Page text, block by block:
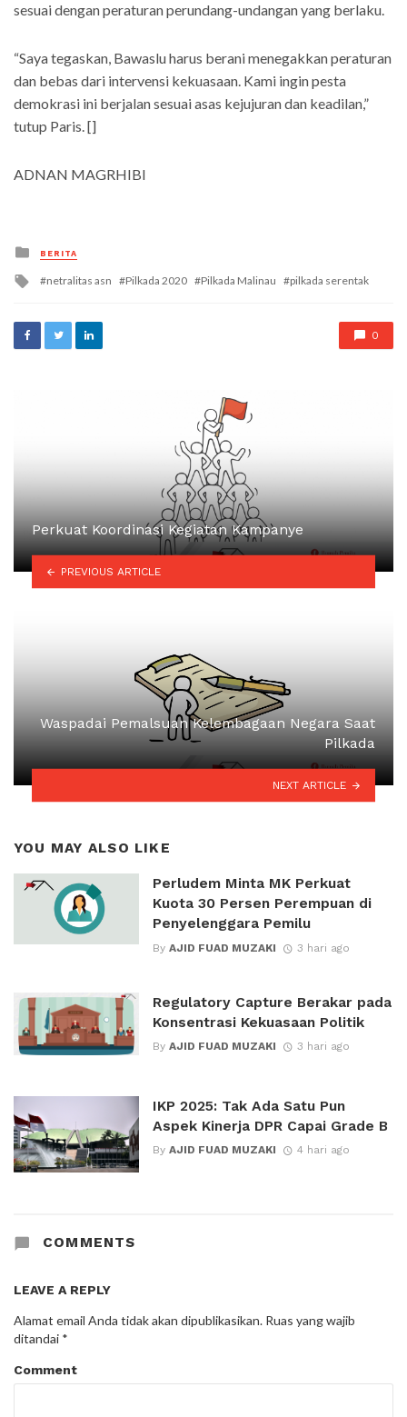
sesuai dengan peraturan perundang-undangan yang berlaku.
“Saya tegaskan, Bawaslu harus berani menegakkan peraturan
dan bebas dari intervensi kekuasaan. Kami ingin pesta
demokrasi ini berjalan sesuai asas kejujuran dan keadilan,”
tutup Paris. []
ADNAN MAGRHIBI
Posted
in
BERITA
Tagged
netralitas asn Pilkada 2020 Pilkada Malinau pilkada serentak
0
Perkuat Koordinasi Kegiatan Kampanye
PREVIOUS ARTICLE
Waspadai Pemalsuan Kelembagaan Negara Saat
Pilkada
NEXT ARTICLE
YOU MAY ALSO LIKE
Perludem Minta MK Perkuat
Kuota 30 Persen Perempuan di
Penyelenggara Pemilu
By AJID FUAD MUZAKI 3 hari ago
Regulatory Capture Berakar pada
Konsentrasi Kekuasaan Politik
By AJID FUAD MUZAKI 3 hari ago
IKP 2025: Tak Ada Satu Pun
Aspek Kinerja DPR Capai Grade B
By AJID FUAD MUZAKI 4 hari ago
COMMENTS
LEAVE A REPLY
Alamat email Anda tidak akan dipublikasikan. Ruas yang wajib
ditandai *
Comment